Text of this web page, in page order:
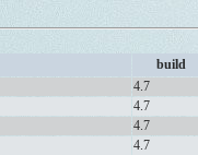
build
4.7
4.7
4.7
4.7